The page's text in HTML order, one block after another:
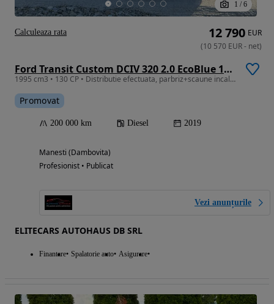
1 / 6
Ford Transit Custom DCIV 320 2.0 EcoBlue 130 CP L1H1 Active
1995 cm3 • 130 CP • Distributie efectuata, parbriz+scaune incalzite, garantie 12 luni
Promovat
200 000 km Diesel 2019
Manesti (Dambovita)
Profesionist • Publicat
Vezi anunțurile
ELITECARS AUTOHAUS DB SRL
Finantare Spalatorie auto Asigurare
12 790 EUR
(10 570 EUR- net)
Calculeaza rata